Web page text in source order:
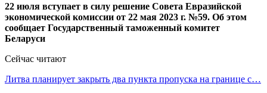
22 июля вступает в силу решение Совета Евразийской
экономической комиссии от 22 мая 2023 г. №59. Об этом
сообщает Государственный таможенный комитет
Беларуси
Сейчас читают
Литва планирует закрыть два пункта пропуска на границе с…